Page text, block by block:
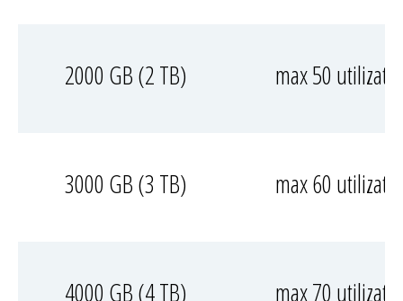
2000 GB (2 TB) max 50
3000 GB (3 TB) max 60
4000 GB (4 TB) max 70